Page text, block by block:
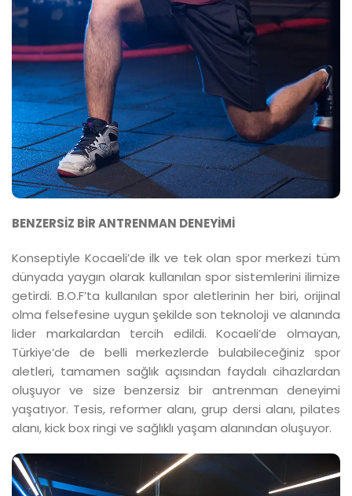
BENZERSİZ BİR ANTRENMAN DENEYİMİ
Konseptiyle Kocaeli’de ilk ve tek olan spor merkezi tüm
dünyada yaygın olarak kullanılan spor sistemlerini ilimize
getirdi. B.O.F’ta kullanılan spor aletlerinin her biri, orijinal
olma felsefesine uygun şekilde son teknoloji ve alanında
lider markalardan tercih edildi. Kocaeli’de olmayan,
Türkiye’de de belli merkezlerde bulabileceğiniz spor
aletleri, tamamen sağlık açısından faydalı cihazlardan
oluşuyor ve size benzersiz bir antrenman deneyimi
yaşatıyor. Tesis, reformer alanı, grup dersi alanı, pilates
alanı, kick box ringi ve sağlıklı yaşam alanından oluşuyor.